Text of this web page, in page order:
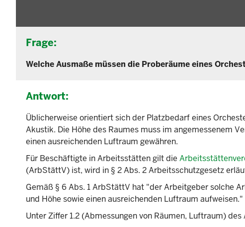
Frage:
Welche Ausmaße müssen die Proberäume eines
Antwort:
Üblicherweise orientiert sich der Platzbedarf eines
Akustik. Die Höhe des Raumes muss im angemessenem
einen ausreichenden Luftraum gewähren.
Für Beschäftigte in Arbeitsstätten gilt die
(ArbStättV) ist, wird in § 2 Abs. 2 Arbeitsschutzgesetz
Gemäß § 6 Abs. 1 ArbStättV hat "der Arbeitgeber solche
und Höhe sowie einen ausreichenden Luftraum aufweisen."
Unter Ziffer 1.2 (Abmessungen von Räumen, Luftraum)